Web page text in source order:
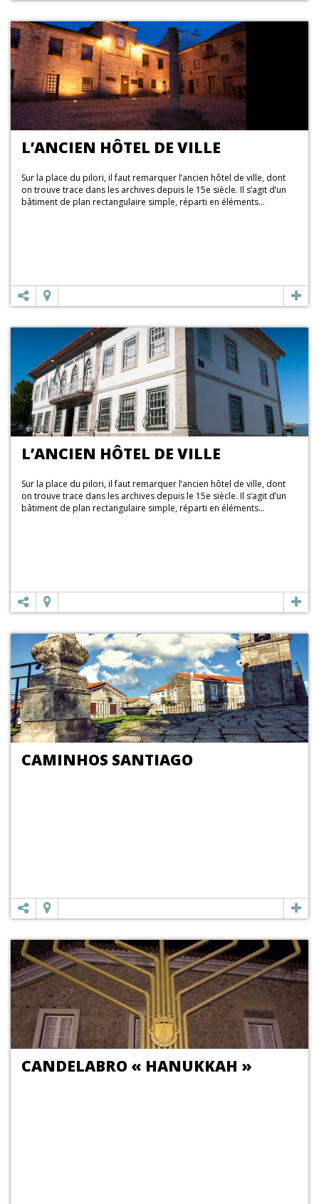
L’ANCIEN HÔTEL DE VILLE
Sur la place du pilori, il faut remarquer l’ancien hôtel de ville, dont
on trouve trace dans les archives depuis le 15e siècle. Il s’agit d’un
bâtiment de plan rectangulaire simple, réparti en éléments...
L’ANCIEN HÔTEL DE VILLE
Sur la place du pilori, il faut remarquer l’ancien hôtel de ville, dont
on trouve trace dans les archives depuis le 15e siècle. Il s’agit d’un
bâtiment de plan rectangulaire simple, réparti en éléments...
CAMINHOS SANTIAGO
CANDELABRO « HANUKKAH »